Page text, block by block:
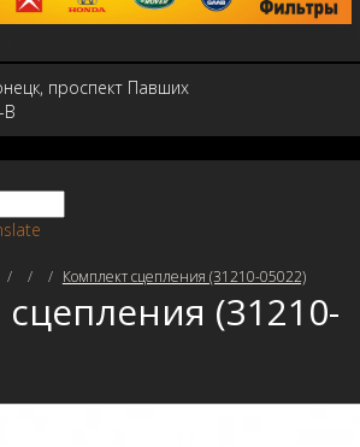
проспект Павших
В
Комплект сцепления (31210-05022)
(31210-